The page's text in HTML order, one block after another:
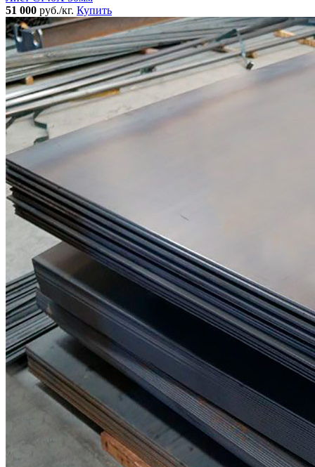
51 000 руб./кг. Купить